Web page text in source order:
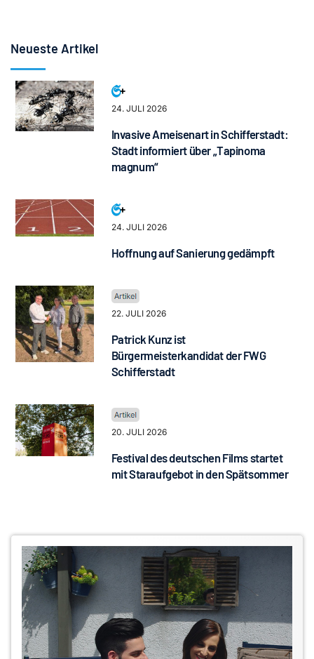
Neueste Artikel
24. JULI 2026
Invasive Ameisenart in Schifferstadt:
Stadt informiert über „Tapinoma
magnum“
24. JULI 2026
Hoffnung auf Sanierung gedämpft
22. JULI 2026
Patrick Kunz ist
Bürgermeisterkandidat der FWG
Schifferstadt
20. JULI 2026
Festival des deutschen Films startet
mit Staraufgebot in den Spätsommer